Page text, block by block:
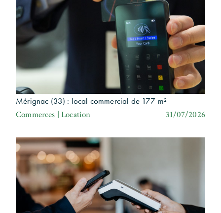
Mérignac (33) : local commercial de 177 m²
Commerces | Location 31/07/2026